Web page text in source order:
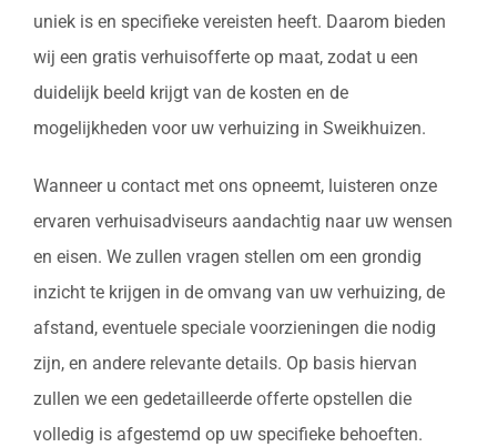
uniek is en specifieke vereisten heeft. Daarom bieden
wij een gratis verhuisofferte op maat, zodat u een
duidelijk beeld krijgt van de kosten en de
mogelijkheden voor uw verhuizing in Sweikhuizen.
Wanneer u contact met ons opneemt, luisteren onze
ervaren verhuisadviseurs aandachtig naar uw wensen
en eisen. We zullen vragen stellen om een grondig
inzicht te krijgen in de omvang van uw verhuizing, de
afstand, eventuele speciale voorzieningen die nodig
zijn, en andere relevante details. Op basis hiervan
zullen we een gedetailleerde offerte opstellen die
volledig is afgestemd op uw specifieke behoeften.